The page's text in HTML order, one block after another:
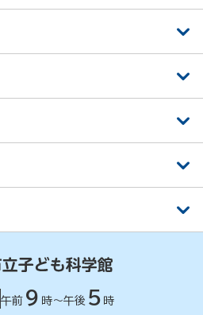
午前 9 時～午後 5 時